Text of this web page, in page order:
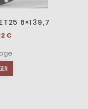
6×139,7
€
€Aktueller
ist: